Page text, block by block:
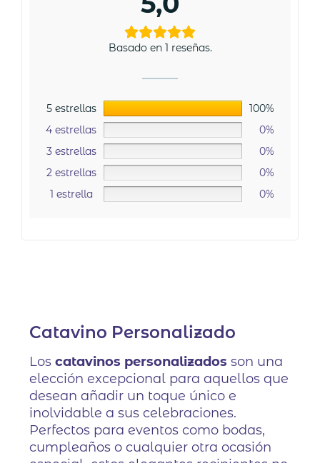
Basado en 1 reseñas.
5 estrellas
100%
4 estrellas
0%
3 estrellas
0%
2 estrellas
0%
1 estrella
0%
Catavino Personalizado
Loscatavinos personalizados son una
elección excepcional para aquellos que
desean añadir un toque único e
inolvidable a sus celebraciones.
Perfectos para eventos como bodas,
cumpleaños o cualquier otra ocasión